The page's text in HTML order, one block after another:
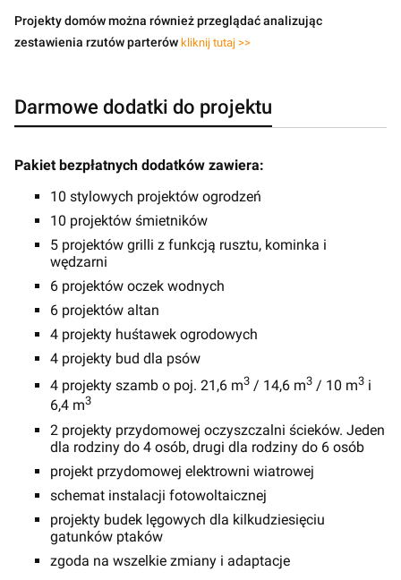
Projekty domów można również przeglądać analizując
zestawienia rzutów parterów kliknij tutaj >>
Darmowe dodatki do projektu
Pakiet bezpłatnych dodatków zawiera:
10 stylowych projektów ogrodzeń
10 projektów śmietników
5 projektów grilli z funkcją rusztu, kominka i
wędzarni
6 projektów oczek wodnych
6 projektów altan
4 projekty huśtawek ogrodowych
4 projekty bud dla psów
4 projekty szamb o poj. 21,6 m3 / 14,6 m3 / 10 m3 i
6,4 m3
2 projekty przydomowej oczyszczalni ścieków. Jeden
dla rodziny do 4 osób, drugi dla rodziny do 6 osób
projekt przydomowej elektrowni wiatrowej
schemat instalacji fotowoltaicznej
projekty budek lęgowych dla kilkudziesięciu
gatunków ptaków
zgoda na wszelkie zmiany i adaptacje